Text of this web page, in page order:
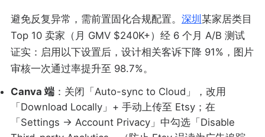
避免反复异常，需前置固化合规配置。 深圳 某家居类目
Top 10 卖家（月 GMV $240K+）经 6 个月 A/B 测试
证实：启用以下设置后，设计相关客诉下降 91%，图片
审核一次通过率提升至 98.7%。
Canva 端：关闭「Auto-sync to Cloud」，改用
「Download Locally」+ 手动上传至 Etsy；在
「Settings → Account Privacy」中勾选「Disable